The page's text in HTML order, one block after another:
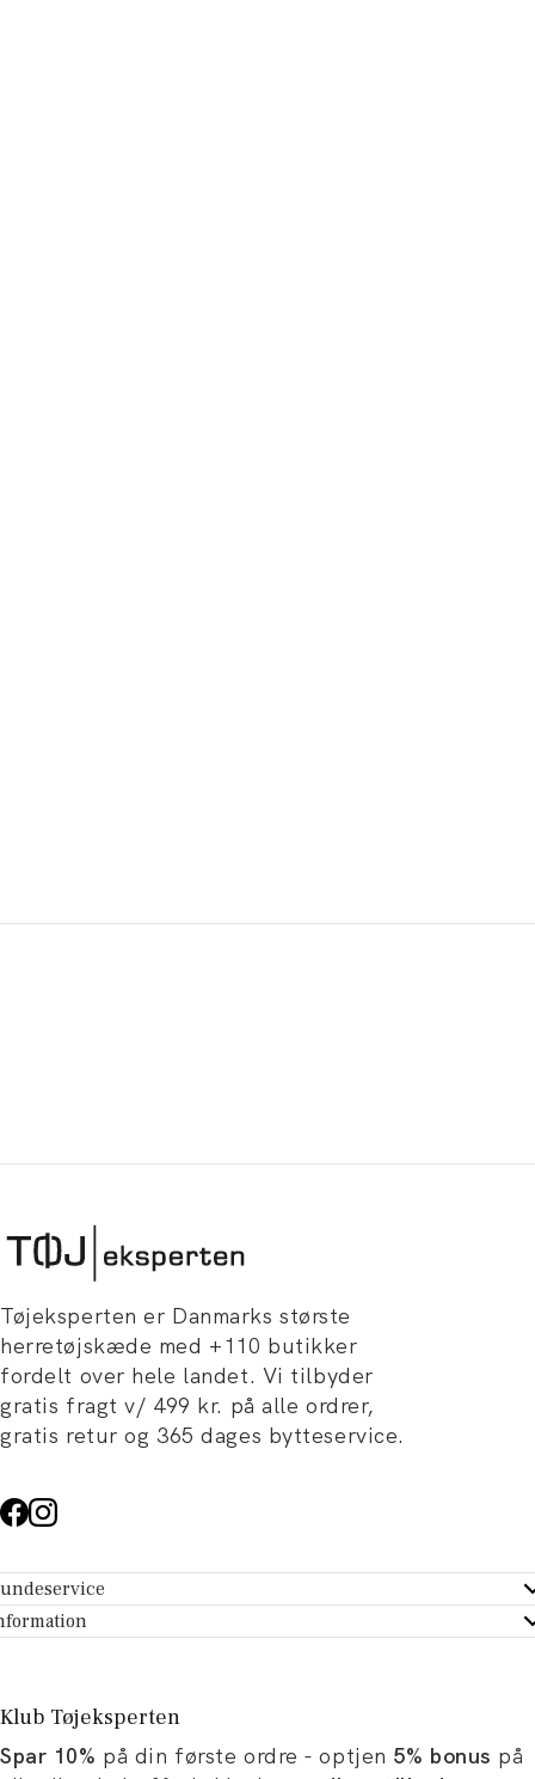
Tøjeksperten er Danmarks største
herretøjskæde med +110 butikker
fordelt over hele landet. Vi tilbyder
gratis fragt v/ 499 kr. på alle ordrer,
gratis retur og 365 dages bytteservice.
- Hjælpecenter
dit køb
Tøjeksperten
og artikler
Klub Tøjeksperten
Spar 10% på din første ordre - optjen 5% bonus på